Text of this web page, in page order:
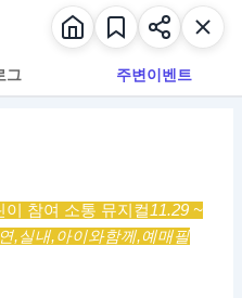
그 주변이벤트
이 참여 소통 뮤지컬11.29 ~
,실내,아이와함께,예매필